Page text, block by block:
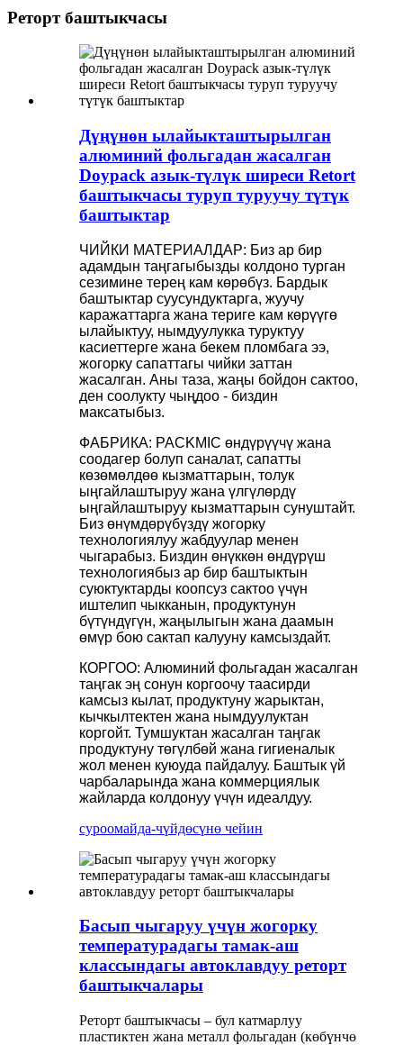
Реторт баштыкчасы
Дүңүнөн ылайыкташтырылган
алюминий фольгадан жасалган
Doypack азык-түлүк ширеси Retort
баштыкчасы туруп туруучу түтүк
баштыктар
ЧИЙКИ МАТЕРИАЛДАР: Биз ар бир
адамдын таңгагыбызды колдоно турган
сезимине терең кам көрөбүз. Бардык
баштыктар суусундуктарга, жуучу
каражаттарга жана териге кам көрүүгө
ылайыктуу, нымдуулукка туруктуу
касиеттерге жана бекем пломбага ээ,
жогорку сапаттагы чийки заттан
жасалган. Аны таза, жаңы бойдон сактоо,
ден соолукту чыңдоо - биздин
максатыбыз.
ФАБРИКА: PACKMIC өндүрүүчү жана
соодагер болуп саналат, сапатты
көзөмөлдөө кызматтарын, толук
ыңгайлаштыруу жана үлгүлөрдү
ыңгайлаштыруу кызматтарын сунуштайт.
Биз өнүмдөрүбүздү жогорку
технологиялуу жабдуулар менен
чыгарабыз. Биздин өнүккөн өндүрүш
технологиябыз ар бир баштыктын
суюктуктарды коопсуз сактоо үчүн
иштелип чыкканын, продуктунун
бүтүндүгүн, жаңылыгын жана даамын
өмүр бою сактап калууну камсыздайт.
КОРГОО: Алюминий фольгадан жасалган
таңгак эң сонун коргоочу таасирди
камсыз кылат, продуктуну жарыктан,
кычкылтектен жана нымдуулуктан
коргойт. Тумшуктан жасалган таңгак
продуктуну төгүлбөй жана гигиеналык
жол менен куюуда пайдалуу. Баштык үй
чарбаларында жана коммерциялык
жайларда колдонуу үчүн идеалдуу.
суроомайда-чүйдөсүнө чейин
Басып чыгаруу үчүн жогорку
температурадагы тамак-аш
классындагы автоклавдуу реторт
баштыкчалары
Реторт баштыкчасы – бул катмарлуу
пластиктен жана металл фольгадан (көбүнчө